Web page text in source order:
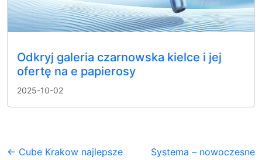
Odkryj galeria czarnowska kielce i jej
ofertę na e papierosy
2025-10-02
← Cube Krakow najlepsze
Systema – nowoczesne